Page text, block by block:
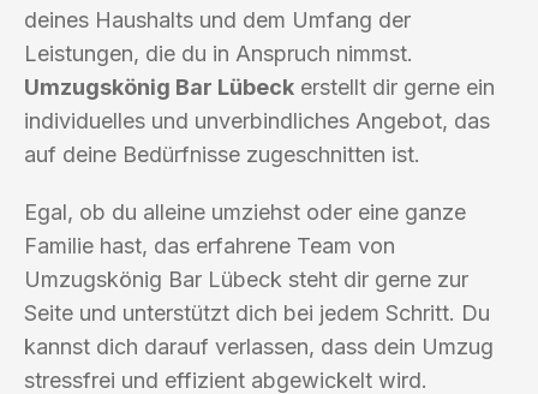
deines Haushalts und dem Umfang der
Leistungen, die du in Anspruch nimmst.
Umzugskönig Bar Lübeck erstellt dir gerne ein
individuelles und unverbindliches Angebot, das
auf deine Bedürfnisse zugeschnitten ist.
Egal, ob du alleine umziehst oder eine ganze
Familie hast, das erfahrene Team von
Umzugskönig Bar Lübeck steht dir gerne zur
Seite und unterstützt dich bei jedem Schritt. Du
kannst dich darauf verlassen, dass dein Umzug
stressfrei und effizient abgewickelt wird.